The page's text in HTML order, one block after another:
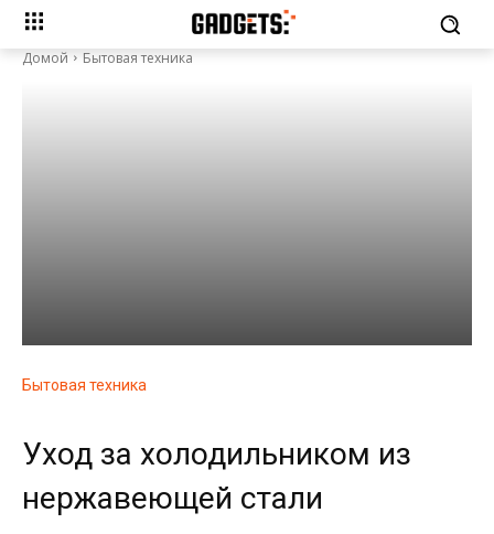
Домой Бытовая техника
Бытовая техника
Уход за холодильником из
нержавеющей стали